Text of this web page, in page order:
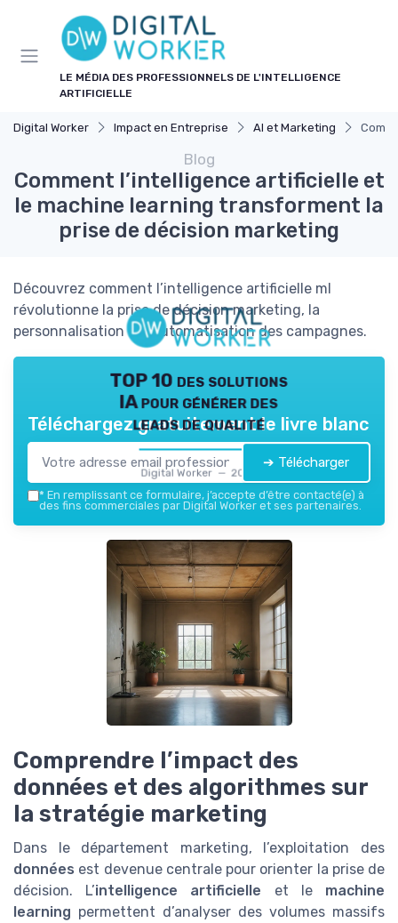
LE MÉDIA DES PROFESSIONNELS DE L'INTELLIGENCE
ARTIFICIELLE
Digital Worker Impact en Entreprise AI et Marketing
Blog
Comment l’intelligence artificielle et
le machine learning transforment la
prise de décision marketing
Découvrez comment l’intelligence artificielle ml
révolutionne la prise de décision marketing, la
personnalisation et l’automatisation des campagnes.
TOP 10 des solutions
IA pour générer des
leads de qualité
Digital Worker — 2026
Téléchargez gratuitement le livre blanc
➔ Télécharger
* En remplissant ce formulaire, j’accepte d’être contacté(e) à
des fins commerciales par Digital Worker et ses partenaires.
Comprendre l’impact des
données et des algorithmes sur
la stratégie marketing
Dans le département marketing, l’exploitation des
données est devenue centrale pour orienter la prise de
décision. L’intelligence artificielle et le machine
learning permettent d’analyser des volumes massifs